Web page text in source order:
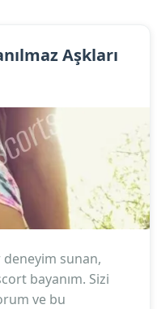
Aşkları
sunan,
bayanım. Sizi
ve bu